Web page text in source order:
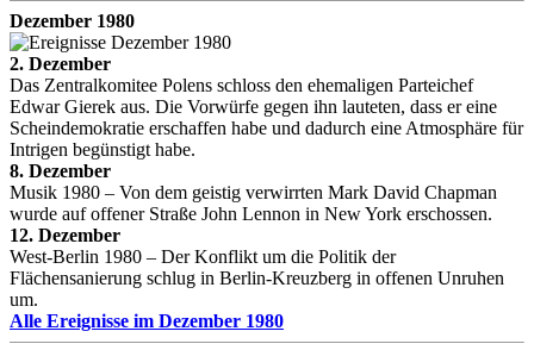
Dezember 1980
2. Dezember
Das Zentralkomitee Polens schloss den ehemaligen Parteichef
Edwar Gierek aus. Die Vorwürfe gegen ihn lauteten, dass er eine
Scheindemokratie erschaffen habe und dadurch eine Atmosphäre für
Intrigen begünstigt habe.
8. Dezember
Musik 1980 – Von dem geistig verwirrten Mark David Chapman
wurde auf offener Straße John Lennon in New York erschossen.
12. Dezember
West-Berlin 1980 – Der Konflikt um die Politik der
Flächensanierung schlug in Berlin-Kreuzberg in offenen Unruhen
um.
Alle Ereignisse im Dezember 1980